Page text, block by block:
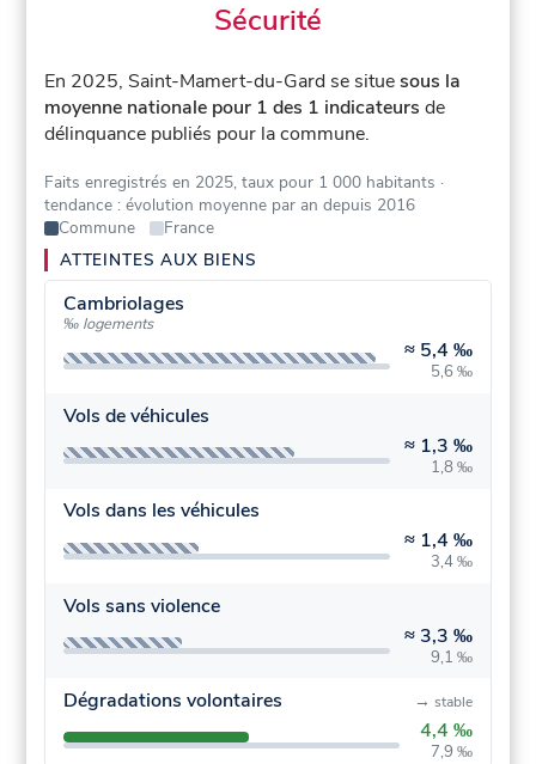
Sécurité
En 2025, Saint-Mamert-du-Gard se situesous la
moyenne nationale pour 1 des 1 indicateurs de
délinquance publiés pour la commune.
Faits enregistrés en 2025, taux pour 1 000 habitants ·
tendance : évolution moyenne par an depuis 2016
Commune
France
ATTEINTES AUX BIENS
Cambriolages
‰ logements
≈ 5,4 ‰
5,6 ‰
Vols de véhicules
≈ 1,3 ‰
1,8 ‰
Vols dans les véhicules
≈ 1,4 ‰
3,4 ‰
Vols sans violence
≈ 3,3 ‰
9,1 ‰
Dégradations volontaires
4,4 ‰
7,9 ‰
→ stable